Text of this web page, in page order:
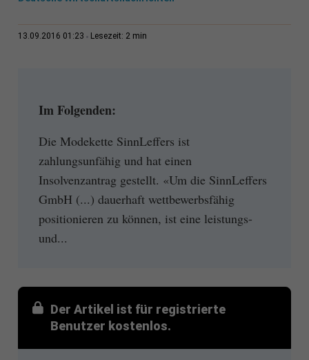
13.09.2016 01:23 Lesezeit: 2 min
Im Folgenden:
Die Modekette SinnLeffers ist
zahlungsunfähig und hat einen
Insolvenzantrag gestellt. «Um die SinnLeffers
GmbH (...) dauerhaft wettbewerbsfähig
positionieren zu können, ist eine leistungs-
und...
Der Artikel ist für registrierte
Benutzer kostenlos.